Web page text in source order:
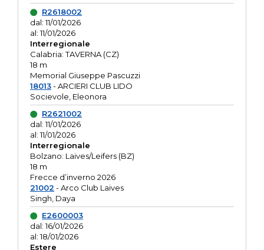
R2618002
dal: 11/01/2026
al: 11/01/2026
Interregionale
Calabria: TAVERNA (CZ)
18 m
Memorial Giuseppe Pascuzzi
18013- ARCIERI CLUB LIDO
Socievole, Eleonora
R2621002
dal: 11/01/2026
al: 11/01/2026
Interregionale
Bolzano: Laives/Leifers (BZ)
18 m
Frecce d’inverno 2026
21002 - Arco Club Laives
Singh, Daya
E2600003
dal: 16/01/2026
al: 18/01/2026
Estere